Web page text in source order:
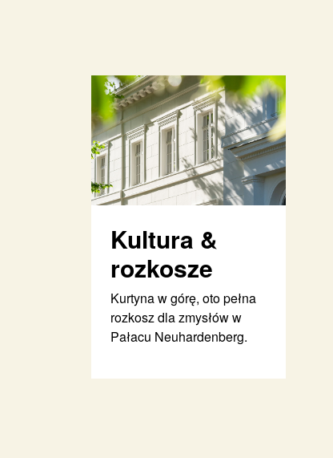
Kultura &
rozkosze
Kurtyna w górę, oto pełna
rozkosz dla zmysłów w
Pałacu Neuhardenberg.